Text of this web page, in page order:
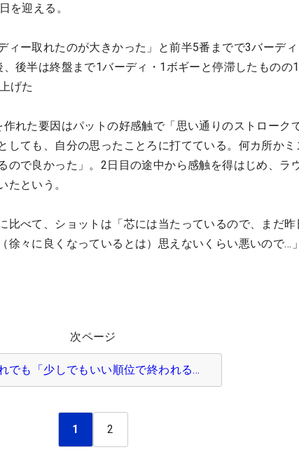
を迎える。
ー取れたのが大きかった」と前半5番までで3バーデ
後半は終盤まで1バーディ・1ボギーと停滞したものの
げた
れた要因はパットの好感触で「思い通りのストローク
しても、自分の思ったことろに打てている。何カ所かミ
ので良かった」。2日目の途中から感触を得はじめ、ラ
たという。
べて、ショットは「芯には当たっているので、まだ昨
徐々に良くなっているとは）思えないくらい悪いので…
次ページ
でも「少しでもいい順位で終われる…
1 2